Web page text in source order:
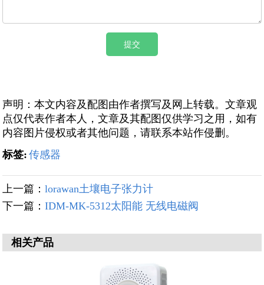
声明：本文内容及配图由作者撰写及网上转载。文章观
点仅代表作者本人，文章及其配图仅供学习之用，如有
内容图片侵权或者其他问题，请联系本站作侵删。
标签: 传感器
上一篇：lorawan土壤电子张力计
下一篇：IDM-MK-5312太阳能 无线电磁阀
相关产品